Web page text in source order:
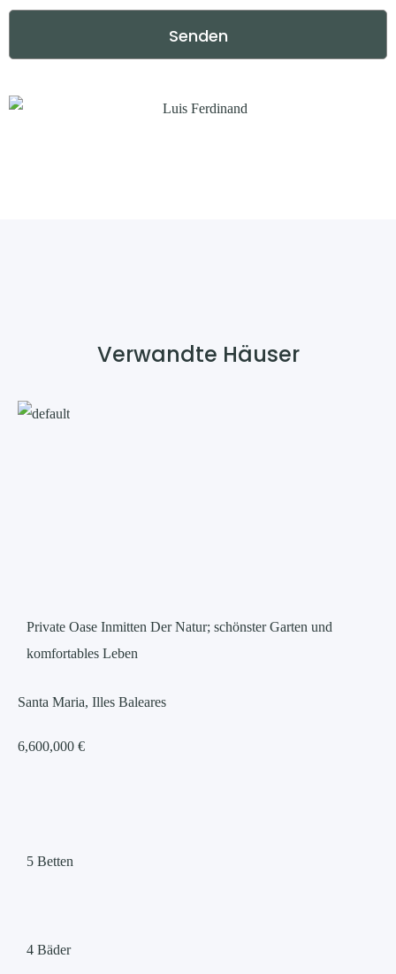
Verwandte Häuser
Private Oase Inmitten Der Natur; schönster Garten und
komfortables Leben
Santa Maria, Illes Baleares
6,600,000 €
5 Betten
4 Bäder